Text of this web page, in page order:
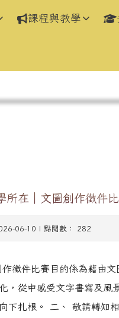
課程與教學
所在｜文圖創作徵件比
06-10 | 點閱數： 282
徵件比賽目的係為藉由
，從中感受文字書寫及風
下扎根。 二、 敬請轉知